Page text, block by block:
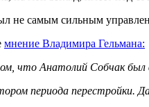
не самым сильным
мнение Владимира Гельмана:
что Анатолий Собчак был
периода перестройки.